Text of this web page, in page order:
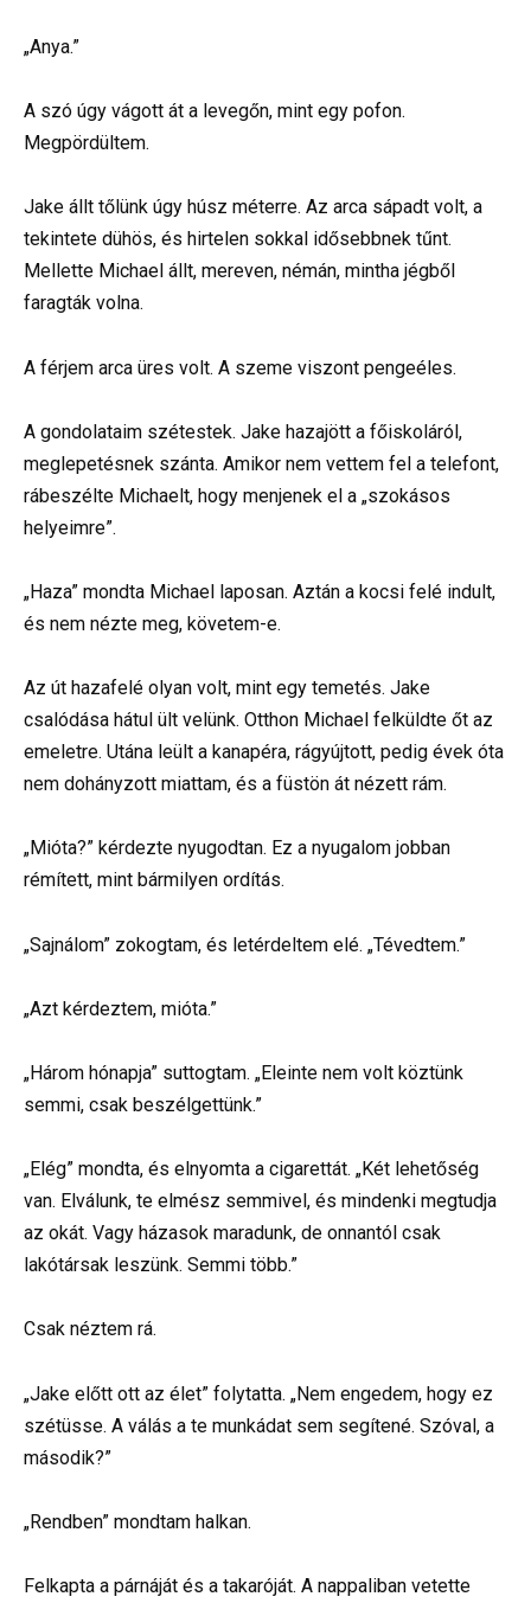
„Anya.”
A szó úgy vágott át a levegőn, mint egy pofon.
Megpördültem.
Jake állt tőlünk úgy húsz méterre. Az arca sápadt volt, a
tekintete dühös, és hirtelen sokkal idősebbnek tűnt.
Mellette Michael állt, mereven, némán, mintha jégből
faragták volna.
A férjem arca üres volt. A szeme viszont pengeéles.
A gondolataim szétestek. Jake hazajött a főiskoláról,
meglepetésnek szánta. Amikor nem vettem fel a telefont,
rábeszélte Michaelt, hogy menjenek el a „szokásos
helyeimre”.
„Haza” mondta Michael laposan. Aztán a kocsi felé indult,
és nem nézte meg, követem-e.
Az út hazafelé olyan volt, mint egy temetés. Jake
csalódása hátul ült velünk. Otthon Michael felküldte őt az
emeletre. Utána leült a kanapéra, rágyújtott, pedig évek óta
nem dohányzott miattam, és a füstön át nézett rám.
„Mióta?” kérdezte nyugodtan. Ez a nyugalom jobban
rémített, mint bármilyen ordítás.
„Sajnálom” zokogtam, és letérdeltem elé. „Tévedtem.”
„Azt kérdeztem, mióta.”
„Három hónapja” suttogtam. „Eleinte nem volt köztünk
semmi, csak beszélgettünk.”
„Elég” mondta, és elnyomta a cigarettát. „Két lehetőség
van. Elválunk, te elmész semmivel, és mindenki megtudja
az okát. Vagy házasok maradunk, de onnantól csak
lakótársak leszünk. Semmi több.”
Csak néztem rá.
„Jake előtt ott az élet” folytatta. „Nem engedem, hogy ez
szétüsse. A válás a te munkádat sem segítené. Szóval, a
második?”
„Rendben” mondtam halkan.
Felkapta a párnáját és a takaróját. A nappaliban vetette